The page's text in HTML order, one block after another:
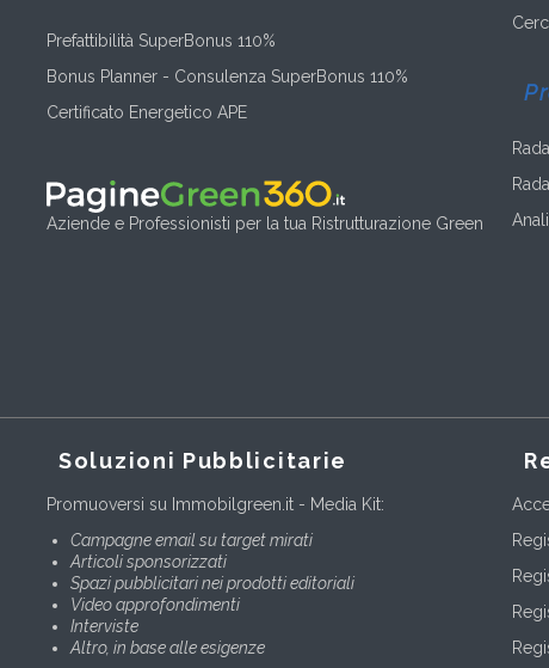
Prefattibilità SuperBonus 110%
Bonus Planner - Consulenza SuperBonus 110%
Certificato Energetico APE
Aziende e Professionisti per la tua Ristrutturazione Green
Soluzioni Pubblicitarie
Promuoversi su Immobilgreen.it - Media Kit:
Campagne email su target mirati
Articoli sponsorizzati
Spazi pubblicitari nei prodotti editoriali
Video approfondimenti
Interviste
Altro, in base alle esigenze